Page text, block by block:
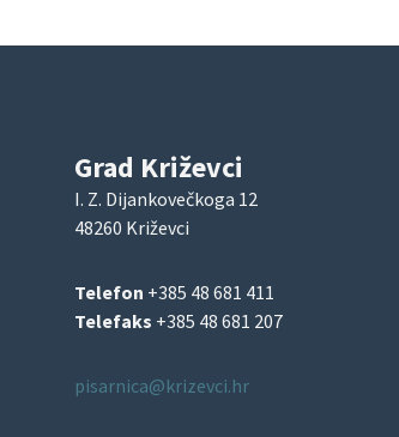
objava
Grad Križevci
I. Z. Dijankovečkoga 12
48260 Križevci
Telefon +385 48 681 411
Telefaks +385 48 681 207
pisarnica@krizevci.hr